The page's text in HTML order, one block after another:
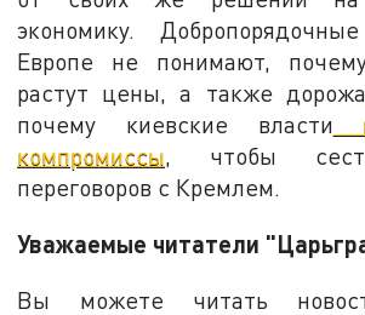
экономику.
Европе не понимают,
растут цены, а также
почему киевские власти
компромиссы, чтобы
переговоров с Кремлем.
Уважаемые читатели
Вы можете читать